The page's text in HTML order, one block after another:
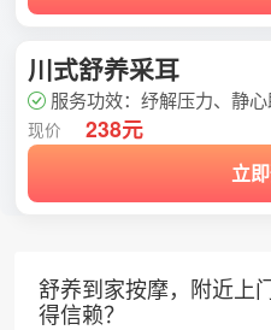
川式舒养采耳
服务功效：纾解压力、静
现价 238元
立
舒养到家按摩，附近上
得信赖？